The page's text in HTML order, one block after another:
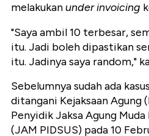
melakukanunder invoicing
"Saya ambil 10 terbesar,
itu. Jadi boleh dipastikan
itu. Jadinya saya random,"
Sebelumnya sudah ada
ditangani Kejaksaan Agung
Penyidik Jaksa Agung
(JAM PIDSUS) pada 10